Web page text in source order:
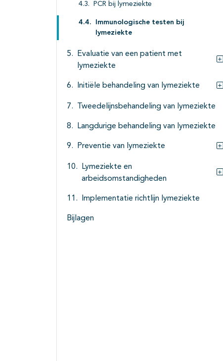
PCR bij lymeziekte
Immunologische testen bij
lymeziekte
Evaluatie van een patient met
lymeziekte
Initiële behandeling van lymeziekte
Tweedelijnsbehandeling van lymeziekte
Langdurige behandeling van lymeziekte
Preventie van lymeziekte
Lymeziekte en
arbeidsomstandigheden
Implementatie richtlijn lymeziekte
Bijlagen